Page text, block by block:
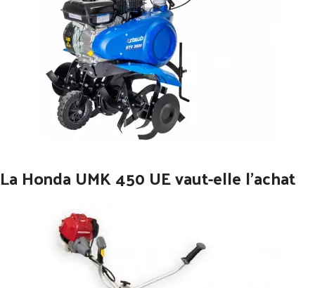
La Honda UMK 450 UE vaut-elle l’achat